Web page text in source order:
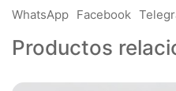
WhatsApp Facebook
Productos